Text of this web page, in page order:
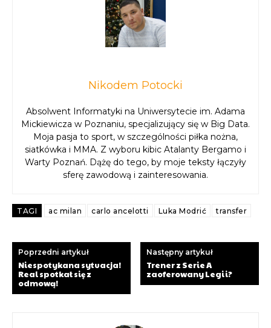
Nikodem Potocki
Absolwent Informatyki na Uniwersytecie im. Adama
Mickiewicza w Poznaniu, specjalizujący się w Big Data.
Moja pasja to sport, w szczególności piłka nożna,
siatkówka i MMA. Z wyboru kibic Atalanty Bergamo i
Warty Poznań. Dążę do tego, by moje teksty łączyły
sferę zawodową i zainteresowania.
TAGI ac milan carlo ancelotti Luka Modrić transfer
Poprzedni artykuł
Niespotykana sytuacja!
Real spotkał się z
odmową!
Następny artykuł
Trener z Serie A
zaoferowany Legii?